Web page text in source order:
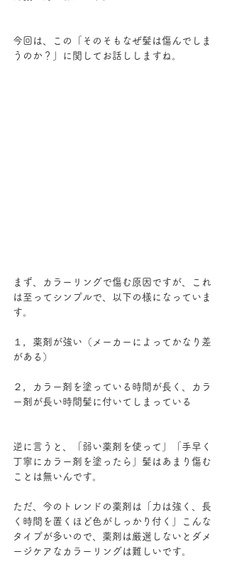
今回は、この「そのそもなぜ髪は傷んでしま
うのか？」に関してお話ししますね。
まず、カラーリングで傷む原因ですが、これ
は至ってシンプルで、以下の様になっていま
す。
１，薬剤が強い（メーカーによってかなり差
がある）
２，カラー剤を塗っている時間が長く、カラ
ー剤が長い時間髪に付いてしまっている
逆に言うと、「弱い薬剤を使って」「手早く
丁寧にカラー剤を塗ったら」髪はあまり傷む
ことは無いんです。
ただ、今のトレンドの薬剤は「力は強く、長
く時間を置くほど色がしっかり付く」こんな
タイプが多いので、薬剤は厳選しないとダメ
ージケアなカラーリングは難しいです。